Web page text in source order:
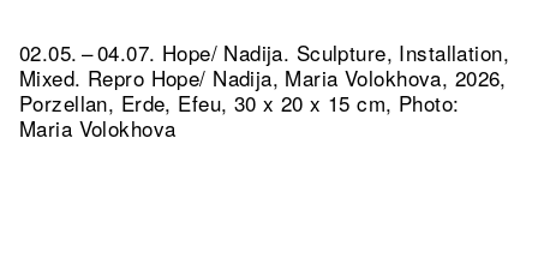
02.05. – 04.07. Hope/ Nadija. Sculpture, Installation,
Mixed. Repro Hope/ Nadija, Maria Volokhova, 2026,
Porzellan, Erde, Efeu, 30 x 20 x 15 cm, Photo:
Maria Volokhova